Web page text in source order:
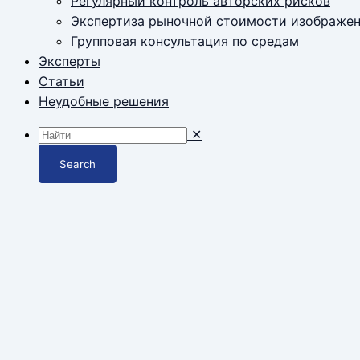
Экспертиза рыночной стоимости
Групповая консультация по средам
Эксперты
Статьи
Неудобные решения
✕